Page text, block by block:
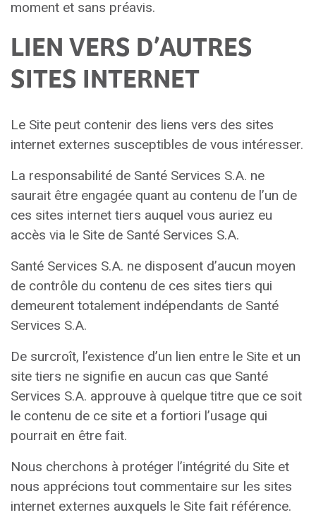
moment et sans préavis.
LIEN VERS D’AUTRES
SITES INTERNET
Le Site peut contenir des liens vers des sites
internet externes susceptibles de vous intéresser.
La responsabilité de Santé Services S.A. ne
saurait être engagée quant au contenu de l’un de
ces sites internet tiers auquel vous auriez eu
accès via le Site de Santé Services S.A.
Santé Services S.A. ne disposent d’aucun moyen
de contrôle du contenu de ces sites tiers qui
demeurent totalement indépendants de Santé
Services S.A.
De surcroît, l’existence d’un lien entre le Site et un
site tiers ne signifie en aucun cas que Santé
Services S.A. approuve à quelque titre que ce soit
le contenu de ce site et a fortiori l’usage qui
pourrait en être fait.
Nous cherchons à protéger l’intégrité du Site et
nous apprécions tout commentaire sur les sites
internet externes auxquels le Site fait référence.